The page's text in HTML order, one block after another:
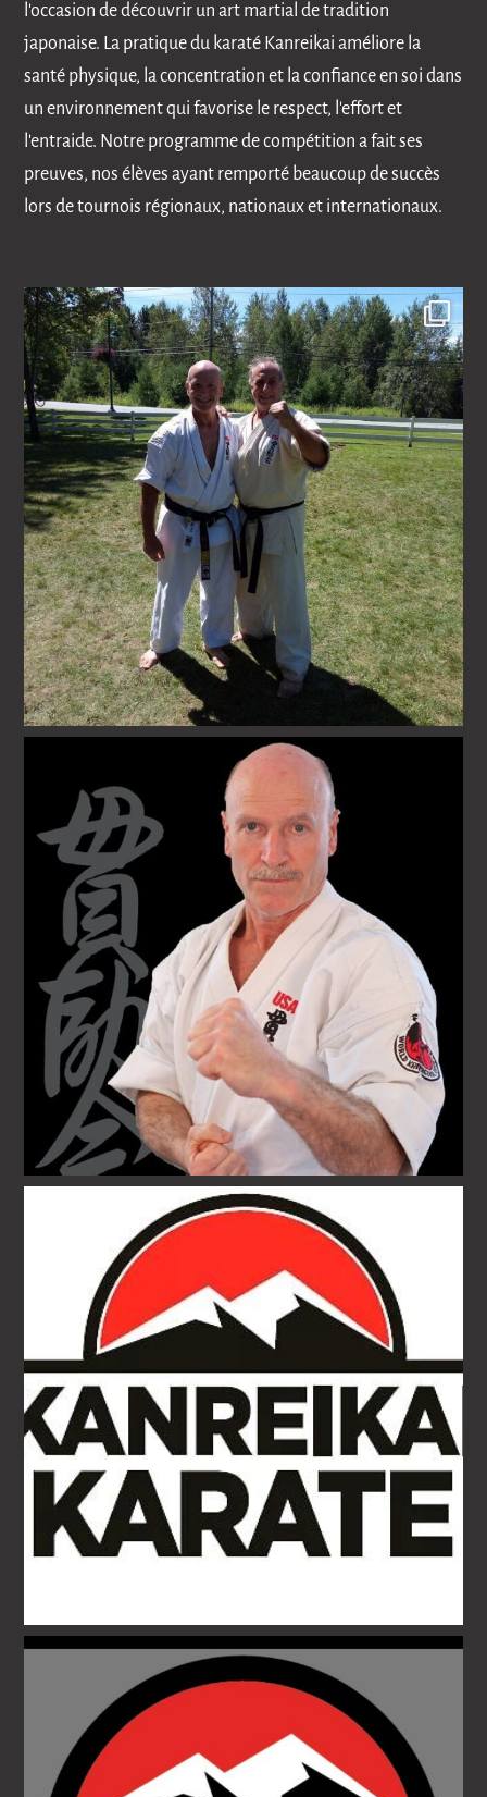
l'occasion de découvrir un art martial de tradition
japonaise. La pratique du karaté Kanreikai améliore la
santé physique, la concentration et la confiance en soi dans
un environnement qui favorise le respect, l'effort et
l'entraide. Notre programme de compétition a fait ses
preuves, nos élèves ayant remporté beaucoup de succès
lors de tournois régionaux, nationaux et internationaux.